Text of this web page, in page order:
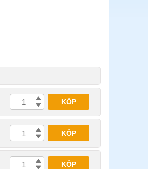
KÖP
KÖP
KÖP